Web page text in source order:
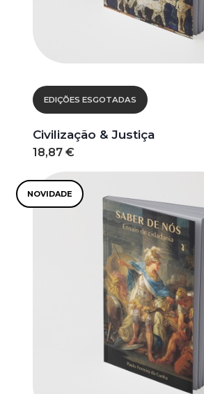
EDIÇÕES ESGOTADAS
Civilização & Justiça
18,87 €
NOVIDADE